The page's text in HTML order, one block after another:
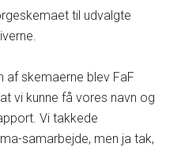
til udvalgte
af skemaerne blev FaF
vi kunne få vores navn og
Vi takkede
samarbejde, men ja tak,